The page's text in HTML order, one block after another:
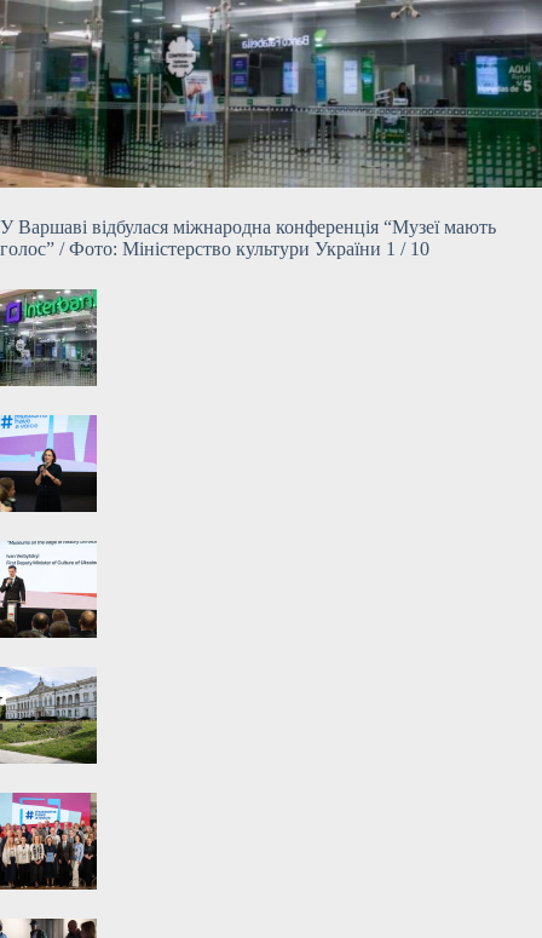
У Варшаві відбулася міжнародна конференція “Музеї мають
голос” / Фото: Міністерство культури України 1 / 10